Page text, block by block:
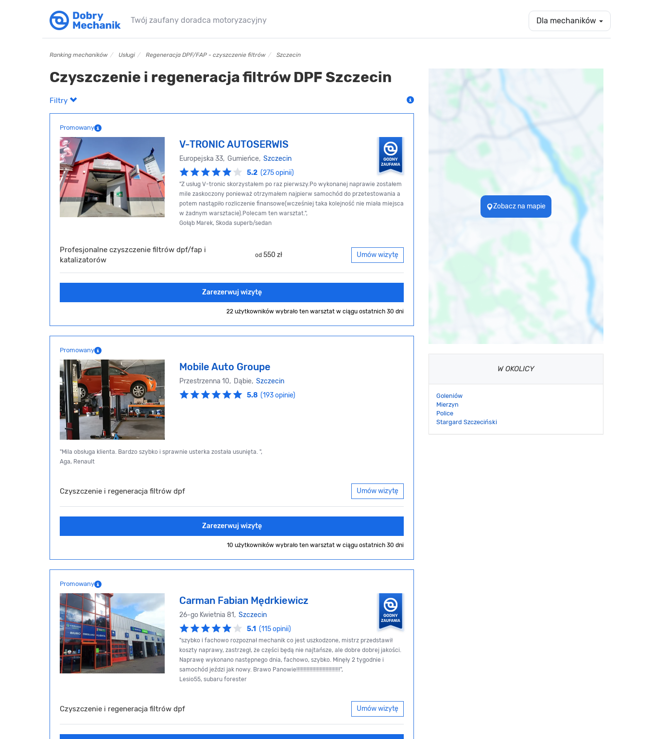
Twój zaufany doradca motoryzacyjny Dla mechaników
Ranking mechaników Usługi Regeneracja DPF/FAP - czyszczenie filtrów Szczecin
Czyszczenie i regeneracja filtrów DPF Szczecin
Filtry
Promowany
V-TRONIC AUTOSERWIS
Europejska 33, Gumieńce, Szczecin
5.2 (275 opinii)
"Z usług V-tronic skorzystałem po raz pierwszy.Po wykonanej naprawie zostałem
mile zaskoczony ponieważ otrzymałem najpierw samochód do przetestowania a
potem nastąpiło rozliczenie finansowe(wcześniej taka kolejność nie miała miejsca
w żadnym warsztacie).Polecam ten warsztat.",
Gołąb Marek, Skoda superb/sedan
Profesjonalne czyszczenie filtrów dpf/fap i
katalizatorów
od 550 zł Umów wizytę
Zarezerwuj wizytę
22 użytkowników wybrało ten warsztat w ciągu ostatnich 30 dni
Promowany
Mobile Auto Groupe
Przestrzenna 10, Dąbie, Szczecin
5.8 (193 opinie)
"Mila obsługa klienta. Bardzo szybko i sprawnie usterka została usunięta. ",
Aga, Renault
Czyszczenie i regeneracja filtrów dpf Umów wizytę
Zarezerwuj wizytę
10 użytkowników wybrało ten warsztat w ciągu ostatnich 30 dni
Promowany
Carman Fabian Mędrkiewicz
26-go Kwietnia 81, Szczecin
5.1 (115 opinii)
"szybko i fachowo rozpoznał mechanik co jest uszkodzone, mistrz przedstawił
koszty naprawy, zastrzegł, że części będą nie najtańsze, ale dobre dobrej jakości.
Naprawę wykonano następnego dnia, fachowo, szybko. Minęły 2 tygodnie i
samochód jeździ jak nowy. Brawo Panowie!!!!!!!!!!!!!!!!!!!!!!!!!!!!!!",
Lesio55, subaru forester
Czyszczenie i regeneracja filtrów dpf Umów wizytę
Zobacz na mapie
W OKOLICY
Goleniów
Mierzyn
Police
Stargard Szczeciński